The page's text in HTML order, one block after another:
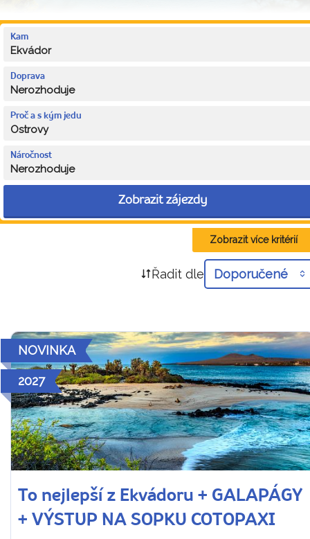
Kam
Ekvádor
Doprava
Nerozhoduje
Proč a s kým jedu
Ostrovy
Náročnost
Nerozhoduje
Zobrazit zájezdy
Zobrazit více kritérií
Řadit dle Doporučené
NOVINKA
2027
To nejlepší z Ekvádoru + GALAPÁGY
+ VÝSTUP NA SOPKU COTOPAXI